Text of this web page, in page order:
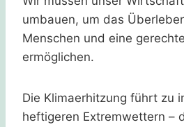
umbauen, um das
Menschen und eine
ermöglichen.
Die Klimaerhitzung führt zu
heftigeren Extremwettern –